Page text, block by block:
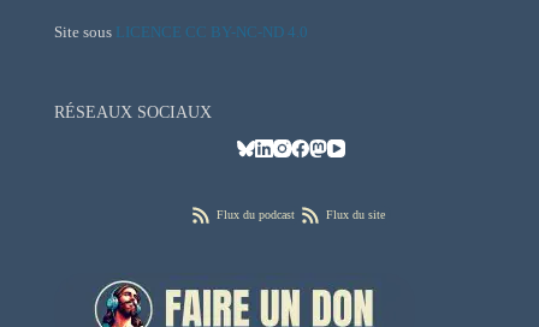
Site sous LICENCE CC BY-NC-ND 4.0
RÉSEAUX SOCIAUX
Flux du podcast Flux du site